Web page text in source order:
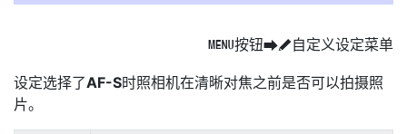
G按钮UA自定义设定菜单
设定选择了AF-S时照相机在清晰对焦之前是否可以拍摄照
片。